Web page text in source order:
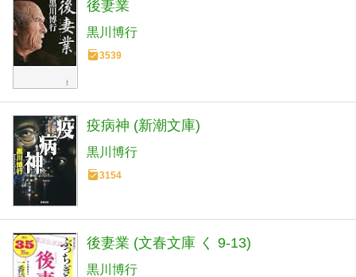
後妻業
黒川博行
3539
疫病神 (新潮文庫)
黒川博行
3154
後妻業 (文春文庫 く 9-13)
黒川博行